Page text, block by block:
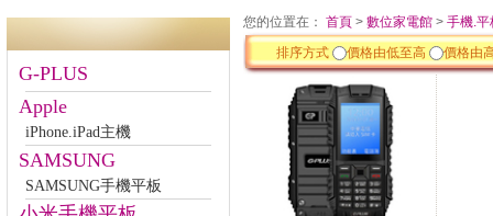
G-PLUS
Apple
iPhone.iPad主機
SAMSUNG
SAMSUNG手機平板
您的位置在： 首頁 > 數位家電館 > 手機.平
排序方式
價格由低至高 價格由